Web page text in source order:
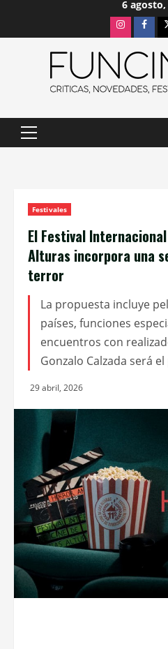
6 agosto,
Instagram
Menú
Festivales
El Festival
Alturas incorpora una
terror
La propuesta incluye
países, funciones
encuentros con
Gonzalo Calzada será
29 abril, 2026